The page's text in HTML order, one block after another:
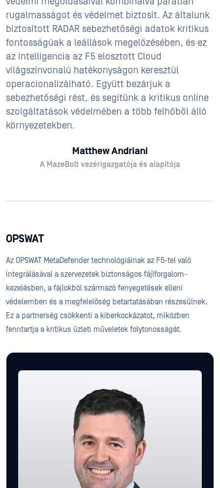
rugalmasságot és védelmet biztosít. Az általunk
biztosított RADAR sebezhetőségi adatok kritikus
fontosságúak a leállások megelőzésében, és ez
az intelligencia az F5 elosztott Cloud
világszínvonalú hatékonyságon keresztül
operacionalizálható. Együtt bezárjuk a
sebezhetőségi rést, és segítünk a kritikus online
szolgáltatások védelmében a több felhőből álló
környezetekben.
Matthew Andriani
A MazeBolt vezérigazgatója és alapítója
OPSWAT
Az OPSWAT MetaDefender technológiáinak az F5-tel való
integrálásával a szervezetek biztonságos fájlforgalom-
kezelésben, a fájlokból származó fenyegetések elleni
védelemben és a megfelelőség betartatásában részesülnek.
Ez a partnerség csökkenti a kiberkockázatot, miközben
fenntartja a kritikus üzleti műveletek folytonosságát.